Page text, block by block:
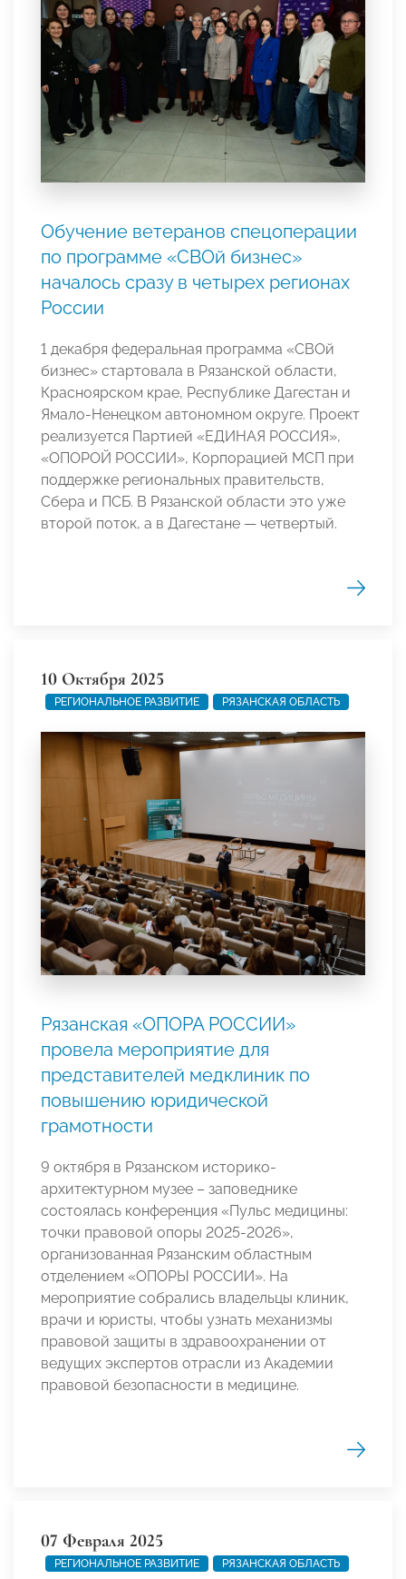
Обучение ветеранов спецоперации
по программе «СВОй бизнес»
началось сразу в четырех регионах
России
1 декабря федеральная программа «СВОй
бизнес» стартовала в Рязанской области,
Красноярском крае, Республике Дагестан и
Ямало-Ненецком автономном округе. Проект
реализуется Партией «ЕДИНАЯ РОССИЯ»,
«ОПОРОЙ РОССИИ», Корпорацией МСП при
поддержке региональных правительств,
Сбера и ПСБ. В Рязанской области это уже
второй поток, а в Дагестане — четвертый.
10 Октября 2025
РЕГИОНАЛЬНОЕ РАЗВИТИЕ РЯЗАНСКАЯ ОБЛАСТЬ
Рязанская «ОПОРА РОССИИ»
провела мероприятие для
представителей медклиник по
повышению юридической
грамотности
9 октября в Рязанском историко-
архитектурном музее – заповеднике
состоялась конференция «Пульс медицины:
точки правовой опоры 2025-2026»,
организованная Рязанским областным
отделением «ОПОРЫ РОССИИ». На
мероприятие собрались владельцы клиник,
врачи и юристы, чтобы узнать механизмы
правовой защиты в здравоохранении от
ведущих экспертов отрасли из Академии
правовой безопасности в медицине.
07 Февраля 2025
РЕГИОНАЛЬНОЕ РАЗВИТИЕ РЯЗАНСКАЯ ОБЛАСТЬ